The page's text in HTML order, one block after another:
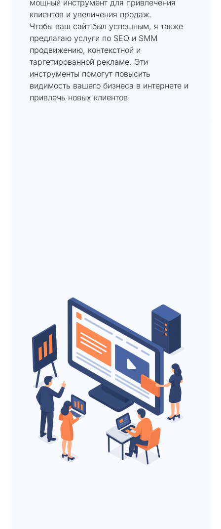
мощный инструмент для привлечения
клиентов и увеличения продаж.
Чтобы ваш сайт был успешным, я также
предлагаю услуги по SEO и SMM
продвижению, контекстной и
таргетированной рекламе. Эти
инструменты помогут повысить
видимость вашего бизнеса в интернете и
привлечь новых клиентов.